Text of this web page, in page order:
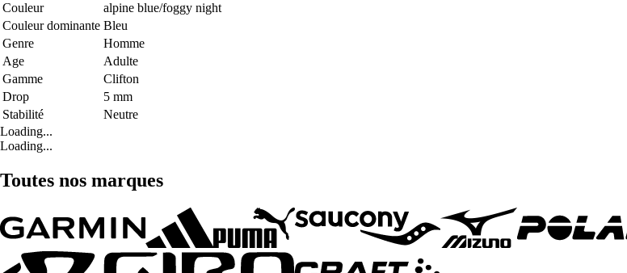
Couleur
alpine blue/foggy night
Couleur dominante Bleu
Genre
Homme
Age
Adulte
Gamme
Clifton
Drop
5 mm
Stabilité
Neutre
Loading...
Loading...
Toutes nos marques